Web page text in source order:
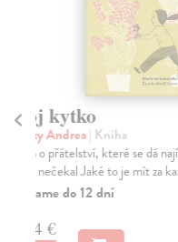
Dobře
Antinori Andrea
Někdo se, věřte nebo
raději strčí hlavu do vázy,
Na sklade
14,73 €